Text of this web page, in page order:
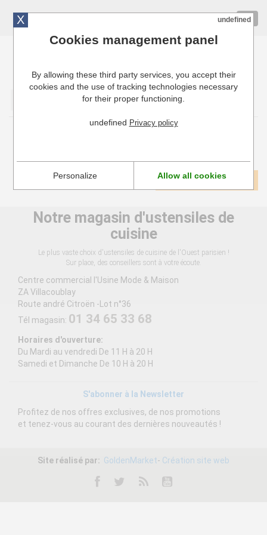
Cuisinresto: Ustensiles de cuisine pour professionnels
Voir tous les produits
Notre magasin d'ustensiles de
cuisine
Le plus vaste choix d'ustensiles de cuisine de l'Ouest parisien !
Sur place, des conseillers sont à votre écoute.
Centre commercial l'Usine Mode & Maison
ZA Villacoublay
Route andré Citroën -Lot n°36
Tél magasin: 01 34 65 33 68
Horaires d'ouverture:
Du Mardi au vendredi De 11 H à 20 H
Samedi et Dimanche De 10 H à 20 H
S'abonner à la Newsletter
Profitez de nos offres exclusives, de nos promotions
et tenez-vous au courant des dernières nouveautés !
Site réalisé par: GoldenMarket- Création site web
X undefined
Cookies management panel
By allowing these third party services, you accept their
cookies and the use of tracking technologies necessary
for their proper functioning.
undefined Privacy policy
Personalize Allow all cookies